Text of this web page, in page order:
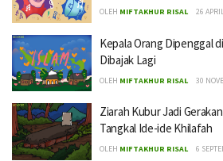
OLEH MIFTAKHUR RISAL 26
Kepala Orang Dipenggal
Dibajak Lagi
OLEH MIFTAKHUR RISAL 30
Ziarah Kubur Jadi
Tangkal Ide-ide Khilafah
OLEH MIFTAKHUR RISAL 6